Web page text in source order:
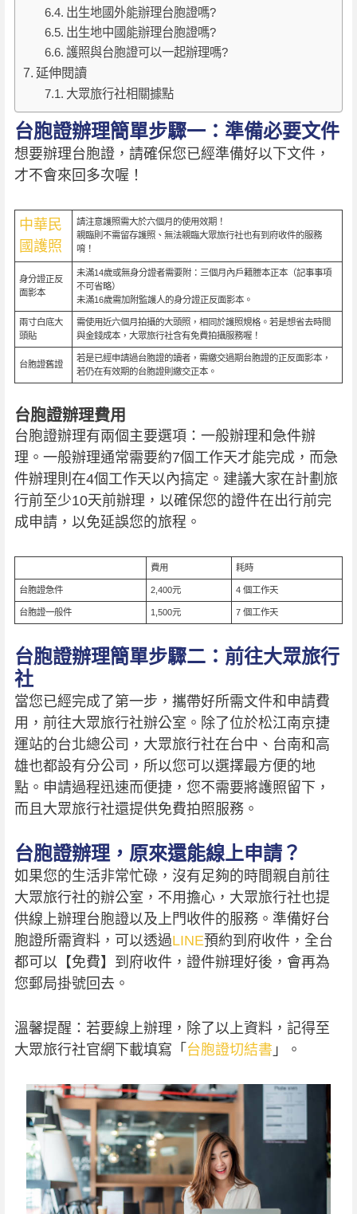
出生地國外能辦理台胞證嗎?
出生地中國能辦理台胞證嗎?
護照與台胞證可以一起辦理嗎?
延伸閱讀
大眾旅行社相關據點
台胞證辦理簡單步驟一：準備必要文件
想要辦理台胞證，請確保您已經準備好以下文件，
才不會來回多次喔！
中華民
國護照
請注意護照需大於六個月的使用效期！
親臨則不需留存護照、無法親臨大眾旅行社也有到府收件的服務
唷！
身分證正反
面影本
未滿14歲或無身分證者需要附：三個月內戶籍謄本正本（記事事項
不可省略）
未滿16歲需加附監護人的身分證正反面影本。
兩寸白底大
頭貼
需使用近六個月拍攝的大頭照，相同於護照規格。若是想省去時間
與金錢成本，大眾旅行社含有免費拍攝服務喔！
台胞證舊證
若是已經申請過台胞證的讀者，需繳交過期台胞證的正反面影本，
若仍在有效期的台胞證則繳交正本。
台胞證辦理費用
台胞證辦理有兩個主要選項：一般辦理和急件辦
理。一般辦理通常需要約7個工作天才能完成，而急
件辦理則在4個工作天以內搞定。建議大家在計劃旅
行前至少10天前辦理，以確保您的證件在出行前完
成申請，以免延誤您的旅程。
費用 耗時
台胞證急件 2,400元 4 個工作天
台胞證一般件 1,500元 7 個工作天
台胞證辦理簡單步驟二：前往大眾旅行
社
當您已經完成了第一步，攜帶好所需文件和申請費
用，前往大眾旅行社辦公室。除了位於松江南京捷
運站的台北總公司，大眾旅行社在台中、台南和高
雄也都設有分公司，所以您可以選擇最方便的地
點。申請過程迅速而便捷，您不需要將護照留下，
而且大眾旅行社還提供免費拍照服務。
台胞證辦理，原來還能線上申請？
如果您的生活非常忙碌，沒有足夠的時間親自前往
大眾旅行社的辦公室，不用擔心，大眾旅行社也提
供線上辦理台胞證以及上門收件的服務。準備好台
胞證所需資料，可以透過LINE預約到府收件，全台
都可以【免費】到府收件，證件辦理好後，會再為
您郵局掛號回去。
溫馨提醒：若要線上辦理，除了以上資料，記得至
大眾旅行社官網下載填寫「 台胞證切結書 」。